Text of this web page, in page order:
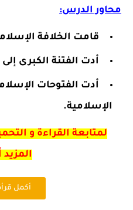
محاور الدرس:
قامت الخلافة
أدت الفتنة الكبرى
أدت الفتوحات
الإسلامية.
لمتابعة القراءة و
أكمل